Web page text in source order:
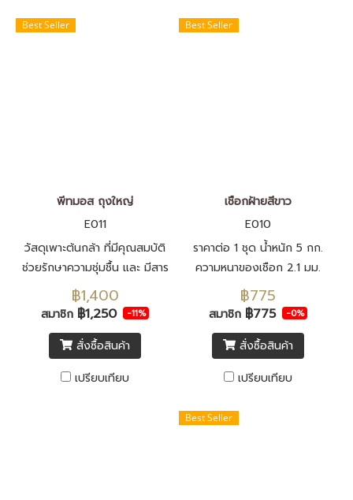
Best Seller
พีทมอส ถุงใหญ่
E011
วัสดุเพาะต้นกล้า ที่มีคุณสมบัติ
ช่วยรักษาความชุ่มชื้น และ มีสาร
อาหารที่เพียงพอต่อการเพาะต้น
กล้าตลอดระยะเพาะ
฿1,400
สมาชิก ฿1,250 -11%
สั่งซื้อสินค้า
เปรียบเทียบ
Best Seller
เชือกฝ้ายสีขาว
E010
ราคาต่อ 1 ชุด น้ำหนัก 5 กก.
ความหนาของเชือก 2.1 มม.
฿775
สมาชิก ฿775 -0%
สั่งซื้อสินค้า
เปรียบเทียบ
Best Seller